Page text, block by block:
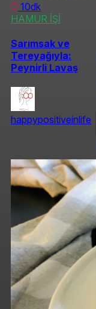
10dk
HAMUR İŞİ
Sarımsak ve
Tereyağıyla:
Peynirli Lavaş
happypositiveinlife